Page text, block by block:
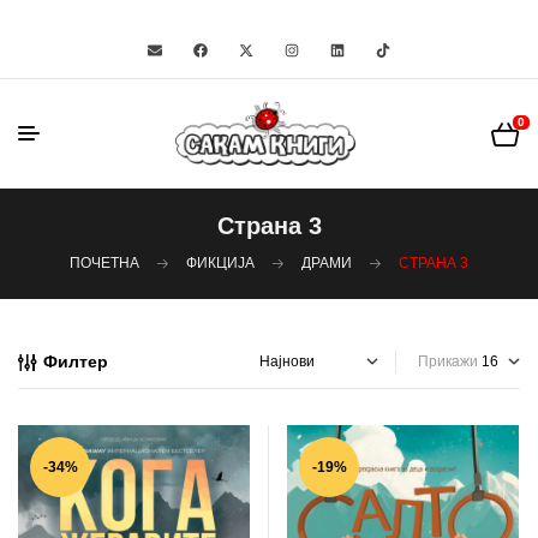
0
Страна 3
ПОЧЕТНА ФИКЦИЈА ДРАМИ СТРАНА 3
Филтер Прикажи
-34% -19%